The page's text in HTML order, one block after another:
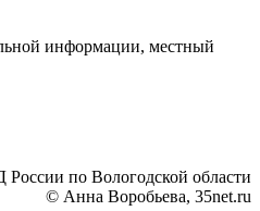
информации, местный
по Вологодской области
© Анна Воробьева, 35net.ru